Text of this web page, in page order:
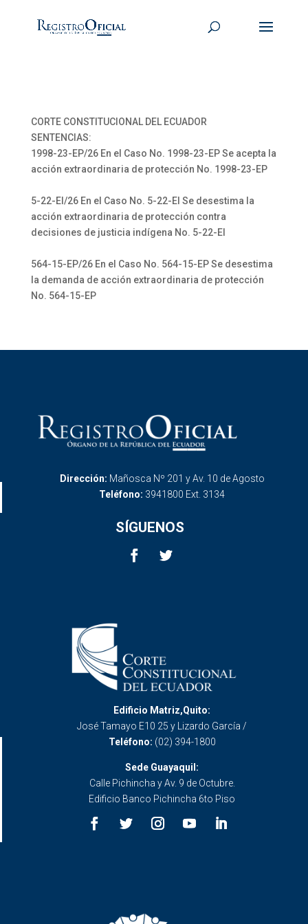
CORTE CONSTITUCIONAL DEL ECUADOR
SENTENCIAS:
1998-23-EP/26 En el Caso No. 1998-23-EP Se acepta la
acción extraordinaria de protección No. 1998-23-EP
5-22-EI/26 En el Caso No. 5-22-EI Se desestima la
acción extraordinaria de protección contra
decisiones de justicia indígena No. 5-22-EI
564-15-EP/26 En el Caso No. 564-15-EP Se desestima
la demanda de acción extraordinaria de protección
No. 564-15-EP
Dirección: Mañosca Nº 201 y Av. 10 de Agosto
Teléfono: 3941800 Ext. 3134
SÍGUENOS
Edificio Matriz,Quito:
José Tamayo E10 25 y Lizardo García /
Teléfono: (02) 394-1800
Sede Guayaquil:
Calle Pichincha y Av. 9 de Octubre.
Edificio Banco Pichincha 6to Piso